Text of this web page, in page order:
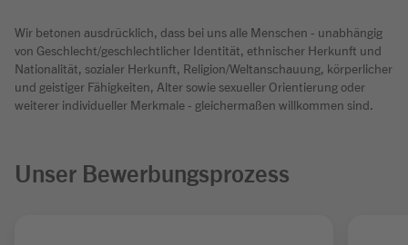
Wir betonen ausdrücklich, dass bei uns alle Menschen - unabhängig
von Geschlecht/geschlechtlicher Identität, ethnischer Herkunft und
Nationalität, sozialer Herkunft, Religion/Weltanschauung, körperlicher
und geistiger Fähigkeiten, Alter sowie sexueller Orientierung oder
weiterer individueller Merkmale - gleichermaßen willkommen sind.
Unser Bewerbungsprozess